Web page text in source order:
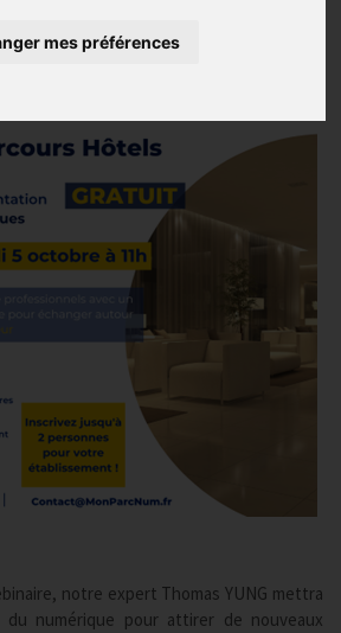
mes préférences
notre expert Thomas YUNG mettra
du numérique pour attirer de nouveaux